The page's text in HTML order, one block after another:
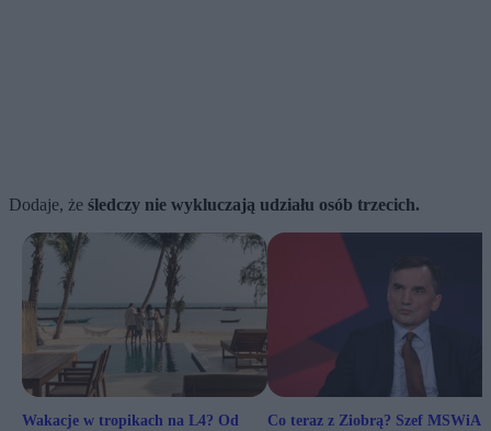
Dodaje, że śledczy nie wykluczają udziału osób trzecich.
Wakacje w tropikach na L4? Od
Co teraz z Ziobrą? Szef MSWiA